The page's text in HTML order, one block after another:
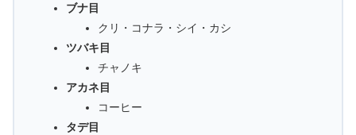
ブナ目
クリ・コナラ・シイ・カシ
ツバキ目
チャノキ
アカネ目
コーヒー
タデ目